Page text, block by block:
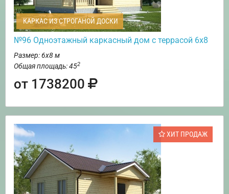
КАРКАС ИЗ СТРОГАНОЙ ДОСКИ
№96 Одноэтажный каркасный дом с террасой 6х8
Размер: 6х8 м
Общая площадь: 452
от 1738200
ХИТ ПРОДАЖ